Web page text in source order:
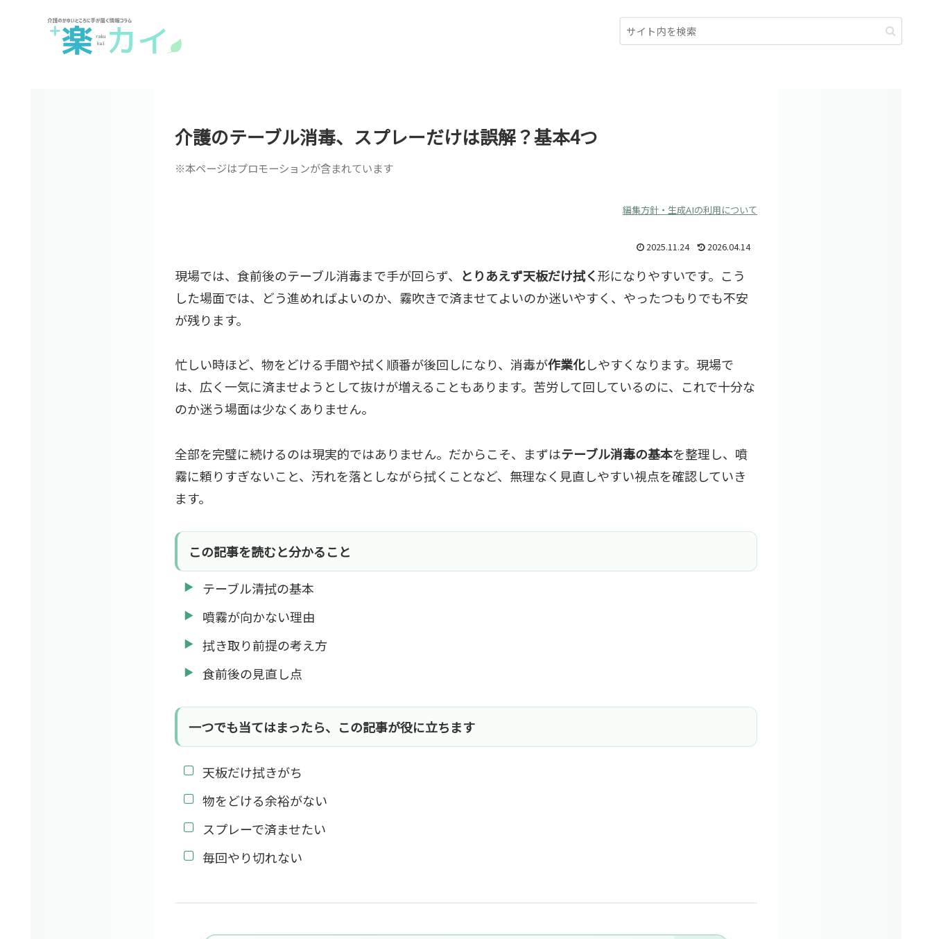
介護のテーブル消毒、スプレーだけは誤解？基本4つ
※本ページはプロモーションが含まれています
編集方針・生成AIの利用について
2025.11.24 2026.04.14
現場では、食前後のテーブル消毒まで手が回らず、 とりあえず天板だけ拭く形になりやすいです。こう
した場面では、どう進めればよいのか、霧吹きで済ませてよいのか迷いやすく、やったつもりでも不安
が残ります。
忙しい時ほど、物をどける手間や拭く順番が後回しになり、消毒が作業化しやすくなります。現場で
は、広く一気に済ませようとして抜けが増えることもあります。苦労して回しているのに、これで十分な
のか迷う場面は少なくありません。
全部を完璧に続けるのは現実的ではありません。だからこそ、まずはテーブル消毒の基本を整理し、噴
霧に頼りすぎないこと、汚れを落としながら拭くことなど、無理なく見直しやすい視点を確認していき
ます。
この記事を読むと分かること
テーブル清拭の基本
噴霧が向かない理由
拭き取り前提の考え方
食前後の見直し点
一つでも当てはまったら、この記事が役に立ちます
天板だけ拭きがち
物をどける余裕がない
スプレーで済ませたい
毎回やり切れない